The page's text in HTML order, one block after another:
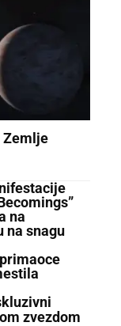
Zemlje
na
na snagu
zvezdom